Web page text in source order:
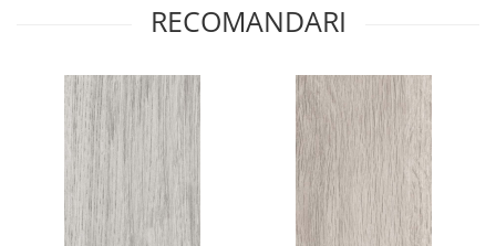
RECOMANDARI